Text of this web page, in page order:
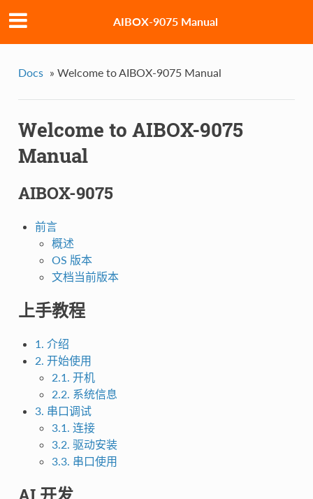
AIBOX-9075 Manual
Docs » Welcome to AIBOX-9075 Manual
Welcome to AIBOX-9075
Manual
AIBOX-9075
前言
概述
OS 版本
文档当前版本
上手教程
1. 介绍
2. 开始使用
2.1. 开机
2.2. 系统信息
3. 串口调试
3.1. 连接
3.2. 驱动安装
3.3. 串口使用